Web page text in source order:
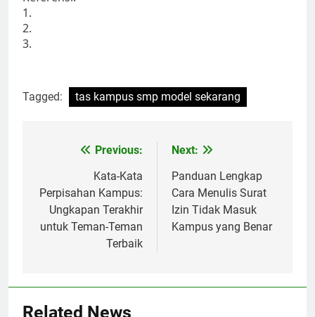
1.
2.
3.
Tagged: tas kampus smp model sekarang
navigation
Previous:
Kata-Kata
Perpisahan Kampus:
Ungkapan Terakhir
untuk Teman-Teman
Terbaik
Next:
Panduan Lengkap
Cara Menulis Surat
Izin Tidak Masuk
Kampus yang Benar
Related News